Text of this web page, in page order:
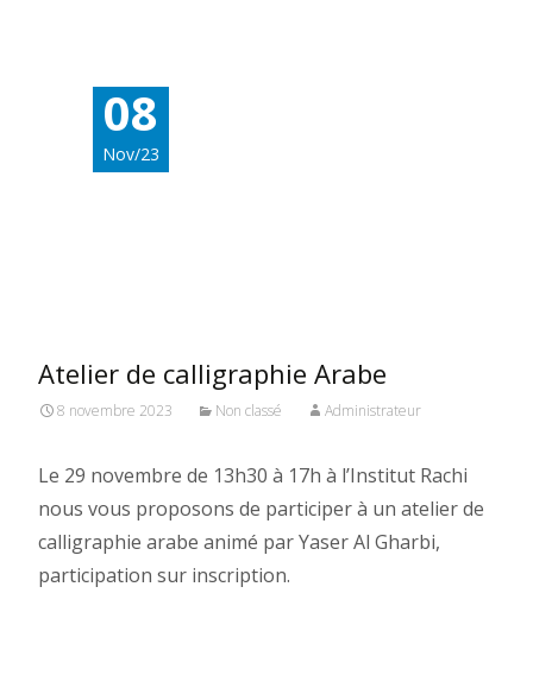
08
Nov/23
Atelier de calligraphie Arabe
8 novembre 2023 Non classé Administrateur
Le 29 novembre de 13h30 à 17h à l’Institut Rachi
nous vous proposons de participer à un atelier de
calligraphie arabe animé par Yaser Al Gharbi,
participation sur inscription.